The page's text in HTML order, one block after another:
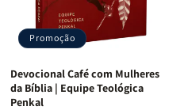
Promoção
Devocional Café com Mulheres
da Bíblia | Equipe Teológica
Penkal